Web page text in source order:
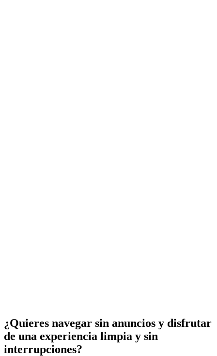
¿Quieres navegar sin anuncios y disfrutar
de una experiencia limpia y sin
interrupciones?